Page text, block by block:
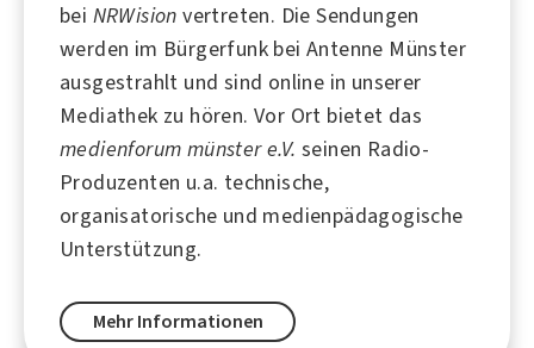
bei NRWision vertreten. Die Sendungen
werden im Bürgerfunk bei Antenne Münster
ausgestrahlt und sind online in unserer
Mediathek zu hören. Vor Ort bietet das
medienforum münster e.V. seinen Radio-
Produzenten u.a. technische,
organisatorische und medienpädagogische
Unterstützung.
Mehr Informationen